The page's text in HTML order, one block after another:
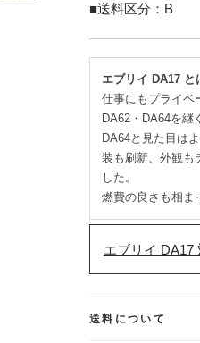
■送料区分：B
エブリイ DA17 と
仕事にもプライベ
DA62・DA64を継
DA64と見た目は
装も刷新、外観も
した。
燃費の良さも相ま
エブリイ DA17
送料について